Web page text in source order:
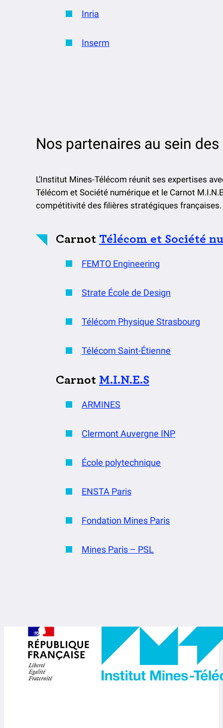
Inria
Inserm
Nos partenaires au sein
L’Institut Mines-Télécom réunit ses expertises
Télécom et Société numérique et le Carnot
compétitivité des filières stratégiques françaises.
Carnot Télécom et Société
FEMTO Engineering
Strate École de Design
Télécom Physique Strasbourg
Télécom Saint-Étienne
Carnot M.I.N.E.S
ARMINES
Clermont Auvergne INP
École polytechnique
ENSTA Paris
Fondation Mines Paris
Mines Paris – PSL